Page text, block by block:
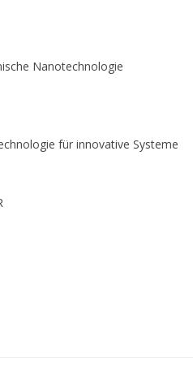
Nanotechnologie
für innovative Systeme